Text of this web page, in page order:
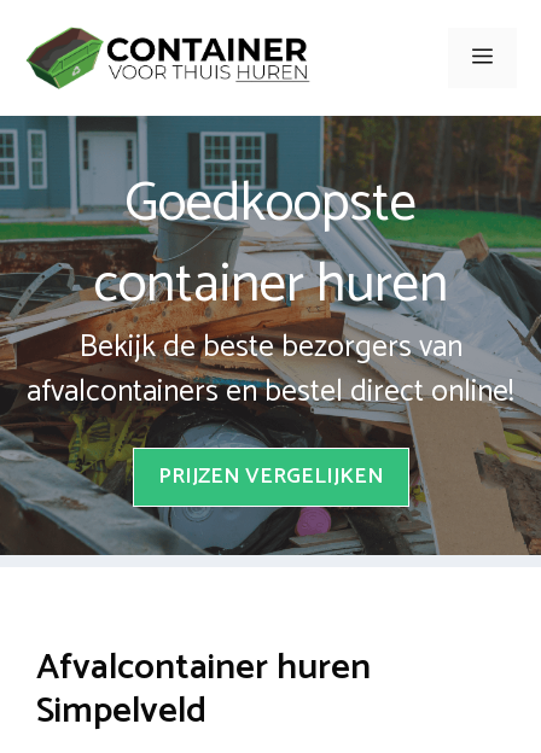
naar
inhoud
Menu
Goedkoopste
container huren
Bekijk de beste bezorgers van
afvalcontainers en bestel direct online!
PRIJZEN VERGELIJKEN
Afvalcontainer huren
Simpelveld